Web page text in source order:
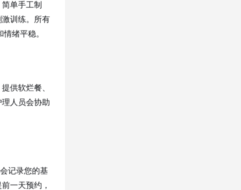
单手工制
训练。所有
绪平稳。
供软烂餐、
人员会协助
记录您的基
一天预约，